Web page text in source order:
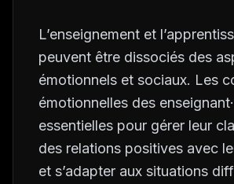
L’enseignement et
peuvent être dissociés des
émotionnels et sociaux. Les
émotionnelles des
essentielles pour gérer leur
des relations positives avec
et s’adapter aux situations